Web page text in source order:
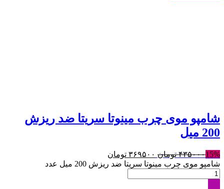
شامپو موی چرب مینوتا سریتا ضد ریزش
200 میل
15%۴۳۵۰۰۰ تومان ۳۶۹۵۰۰ تومان
شامپو موی چرب مینوتا سریتا ضد ریزش 200 میل عدد